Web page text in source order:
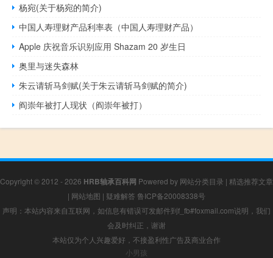
杨宛(关于杨宛的简介)
中国人寿理财产品利率表（中国人寿理财产品）
Apple 庆祝音乐识别应用 Shazam 20 岁生日
奥里与迷失森林
朱云请斩马剑赋(关于朱云请斩马剑赋的简介)
阎崇年被打人现状（阎崇年被打）
Copyright © 2012 - 2026 HRB轴承百科网 Powered by 网站分类目录 | 精选推荐文章
| 网站地图 | 疑难解答 鲁ICP备20008338号
声明：本站内容来自互联网，如信息有错误可发邮件到f_fb#foxmail.com说明，我们
会及时纠正，谢谢
本站仅为个人兴趣爱好，不接盈利性广告及商业合作
小男孩